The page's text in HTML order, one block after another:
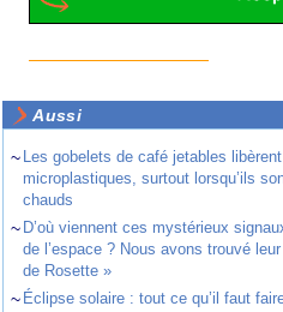
Aussi
~ Les gobelets de café jetables
microplastiques, surtout lorsqu’ils
chauds
~ D’où viennent ces mystérieux
de l’espace ? Nous avons trouvé
de Rosette »
~ Éclipse solaire : tout ce qu’il faut